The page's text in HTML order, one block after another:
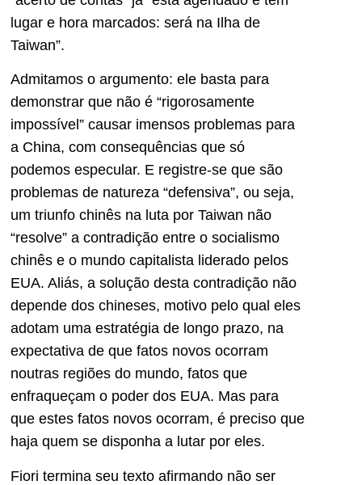
lugar e hora marcados: será na Ilha de
Taiwan”.
Admitamos o argumento: ele basta para
demonstrar que não é “rigorosamente
impossível” causar imensos problemas para
a China, com consequências que só
podemos especular. E registre-se que são
problemas de natureza “defensiva”, ou seja,
um triunfo chinês na luta por Taiwan não
“resolve” a contradição entre o socialismo
chinês e o mundo capitalista liderado pelos
EUA. Aliás, a solução desta contradição não
depende dos chineses, motivo pelo qual eles
adotam uma estratégia de longo prazo, na
expectativa de que fatos novos ocorram
noutras regiões do mundo, fatos que
enfraqueçam o poder dos EUA. Mas para
que estes fatos novos ocorram, é preciso que
haja quem se disponha a lutar por eles.
Fiori termina seu texto afirmando não ser